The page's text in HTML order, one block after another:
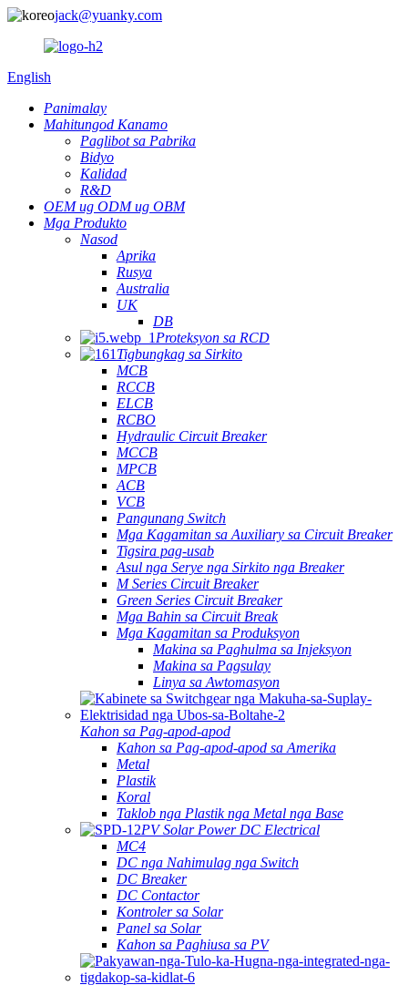
jack@yuanky.com
English
Panimalay
Mahitungod Kanamo
Paglibot sa Pabrika
Bidyo
Kalidad
R&D
OEM ug ODM ug OBM
Mga Produkto
Nasod
Aprika
Rusya
Australia
UK
DB
Proteksyon sa RCD
Tigbungkag sa Sirkito
MCB
RCCB
ELCB
RCBO
Hydraulic Circuit Breaker
MCCB
MPCB
ACB
VCB
Pangunang Switch
Mga Kagamitan sa Auxiliary sa Circuit Breaker
Tigsira pag-usab
Asul nga Serye nga Sirkito nga Breaker
M Series Circuit Breaker
Green Series Circuit Breaker
Mga Bahin sa Circuit Break
Mga Kagamitan sa Produksyon
Makina sa Paghulma sa Injeksyon
Makina sa Pagsulay
Linya sa Awtomasyon
Kahon sa Pag-apod-apod
Kahon sa Pag-apod-apod sa Amerika
Metal
Plastik
Koral
Taklob nga Plastik nga Metal nga Base
PV Solar Power DC Electrical
MC4
DC nga Nahimulag nga Switch
DC Breaker
DC Contactor
Kontroler sa Solar
Panel sa Solar
Kahon sa Paghiusa sa PV